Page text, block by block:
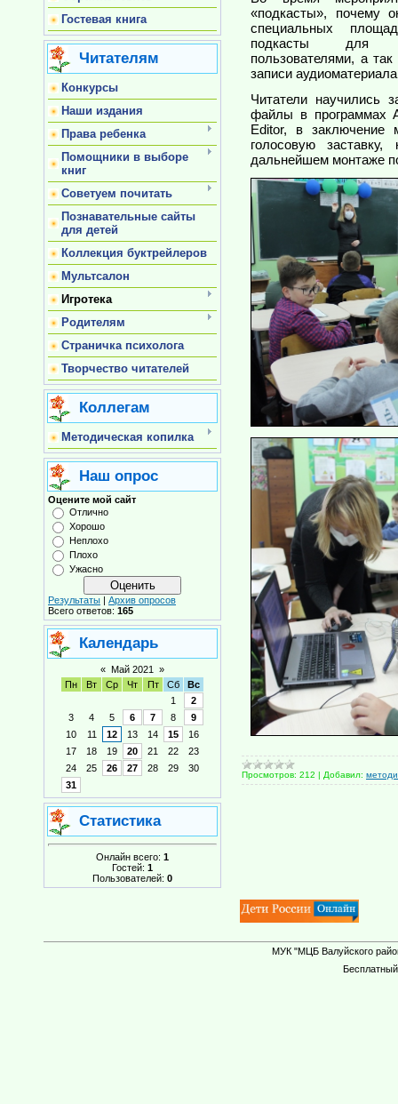
Гостевая книга
Читателям
Конкурсы
Наши издания
Права ребенка
Помощники в выборе
книг
Советуем почитать
Познавательные сайты
для детей
Коллекция буктрейлеров
Мультсалон
Игротека
Родителям
Страничка психолога
Творчество читателей
Коллегам
Методическая копилка
Наш опрос
Оцените мой сайт
Отлично
Хорошо
Неплохо
Плохо
Ужасно
Результаты | Архив опросов
Всего ответов: 165
Календарь
« Май 2021
»
Пн
Вт Ср Чт Пт Сб
Вс
1
2
3
4 5 6 7 8
9
10
11 12 13 14 15
16
17
18 19 20 21 22
23
24
25 26 27 28 29
30
31
Статистика
Онлайн всего: 1
Гостей: 1
Пользователей: 0
«подкасты», почему
специальных
подкасты для
пользователями, а
записи
Читатели научились
файлы в программах
Editor, в заключение
голосовую
дальнейшем монтаже
Просмотров: 212 | Добавил:
МУК "МЦБ Валуйского